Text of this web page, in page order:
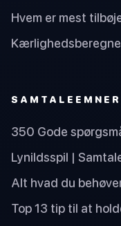
Hvem er mest
SAMTALEEMNER
350 Gode
Lynildsspil |
Alt hvad du
Top 13 tip til at